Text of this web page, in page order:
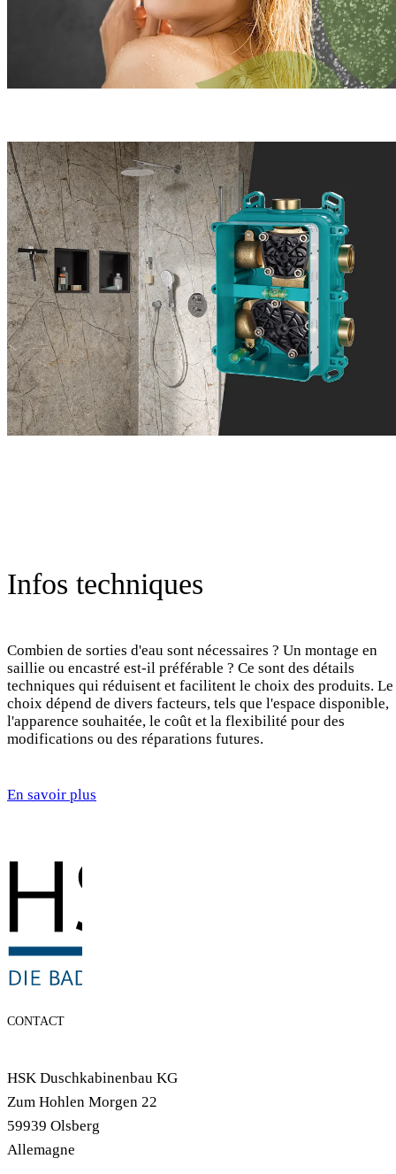
Infos techniques
Combien de sorties d'eau sont nécessaires ? Un montage en
saillie ou encastré est-il préférable ? Ce sont des détails
techniques qui réduisent et facilitent le choix des produits. Le
choix dépend de divers facteurs, tels que l'espace disponible,
l'apparence souhaitée, le coût et la flexibilité pour des
modifications ou des réparations futures.
En savoir plus
CONTACT
HSK Duschkabinenbau KG
Zum Hohlen Morgen 22
59939 Olsberg
Allemagne